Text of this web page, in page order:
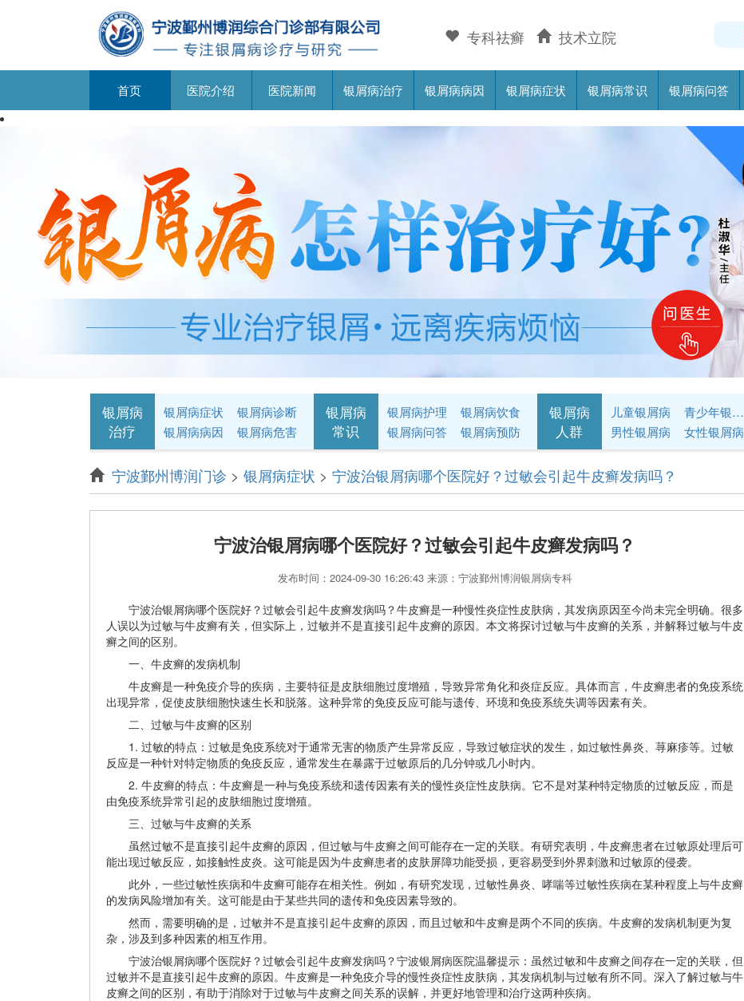
专科祛癣 技术立院
首页 医院介绍 医院新闻 银屑病治疗 银屑病病因 银屑病症状 银屑病常识 银屑病问答
银屑病
治疗
银屑病症状
银屑病诊断
银屑病病因
银屑病危害
银屑病
常识
银屑病护理
银屑病饮食
银屑病问答
银屑病预防
银屑病
人群
儿童银屑病
青少年银屑病
男性银屑病
女性银屑病
宁波鄞州博润门诊 > 银屑病症状 > 宁波治银屑病哪个医院好？过敏会引起牛皮癣发病吗？
宁波治银屑病哪个医院好？过敏会引起牛皮癣发病吗？
发布时间：2024-09-30 16:26:43 来源：宁波鄞州博润银屑病专科
宁波治银屑病哪个医院好？过敏会引起牛皮癣发病吗？牛皮癣是一种慢性炎症性皮肤病，其发病原因至今尚未完全明确。很多
人误以为过敏与牛皮癣有关，但实际上，过敏并不是直接引起牛皮癣的原因。本文将探讨过敏与牛皮癣的关系，并解释过敏与牛皮
癣之间的区别。
一、牛皮癣的发病机制
牛皮癣是一种免疫介导的疾病，主要特征是皮肤细胞过度增殖，导致异常角化和炎症反应。具体而言，牛皮癣患者的免疫系统
出现异常，促使皮肤细胞快速生长和脱落。这种异常的免疫反应可能与遗传、环境和免疫系统失调等因素有关。
二、过敏与牛皮癣的区别
1. 过敏的特点：过敏是免疫系统对于通常无害的物质产生异常反应，导致过敏症状的发生，如过敏性鼻炎、荨麻疹等。过敏
反应是一种针对特定物质的免疫反应，通常发生在暴露于过敏原后的几分钟或几小时内。
2. 牛皮癣的特点：牛皮癣是一种与免疫系统和遗传因素有关的慢性炎症性皮肤病。它不是对某种特定物质的过敏反应，而是
由免疫系统异常引起的皮肤细胞过度增殖。
三、过敏与牛皮癣的关系
虽然过敏不是直接引起牛皮癣的原因，但过敏与牛皮癣之间可能存在一定的关联。有研究表明，牛皮癣患者在过敏原处理后可
能出现过敏反应，如接触性皮炎。这可能是因为牛皮癣患者的皮肤屏障功能受损，更容易受到外界刺激和过敏原的侵袭。
此外，一些过敏性疾病和牛皮癣可能存在相关性。例如，有研究发现，过敏性鼻炎、哮喘等过敏性疾病在某种程度上与牛皮癣
的发病风险增加有关。这可能是由于某些共同的遗传和免疫因素导致的。
然而，需要明确的是，过敏并不是直接引起牛皮癣的原因，而且过敏和牛皮癣是两个不同的疾病。牛皮癣的发病机制更为复
杂，涉及到多种因素的相互作用。
宁波治银屑病哪个医院好？过敏会引起牛皮癣发病吗？宁波银屑病医院温馨提示：虽然过敏和牛皮癣之间存在一定的关联，但
过敏并不是直接引起牛皮癣的原因。牛皮癣是一种免疫介导的慢性炎症性皮肤病，其发病机制与过敏有所不同。深入了解过敏与牛
皮癣之间的区别，有助于消除对于过敏与牛皮癣之间关系的误解，并更好地管理和治疗这两种疾病。